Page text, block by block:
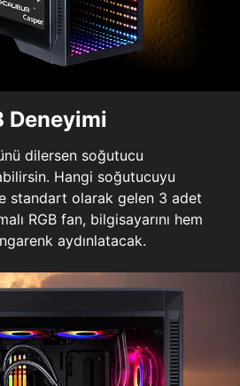
Deneyimi
dilersen soğutucu
Hangi soğutucuyu
standart olarak gelen 3 adet
RGB fan, bilgisayarını hem
aydınlatacak.